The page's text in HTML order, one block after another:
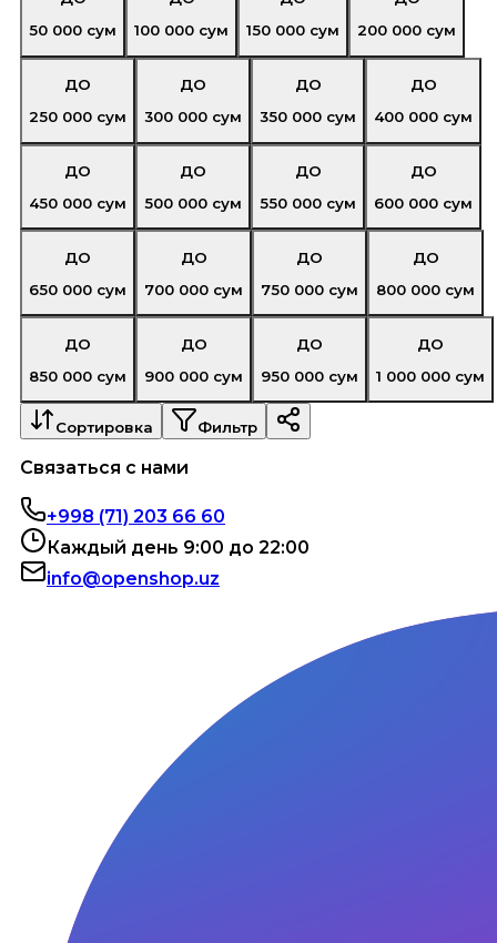
50 000 сум
100 000 сум
150 000 сум
200 000 сум
ДО
250 000 сум
ДО
300 000 сум
ДО
350 000 сум
ДО
400 000 сум
ДО
450 000 сум
ДО
500 000 сум
ДО
550 000 сум
ДО
600 000 сум
ДО
650 000 сум
ДО
700 000 сум
ДО
750 000 сум
ДО
800 000 сум
ДО
850 000 сум
ДО
900 000 сум
ДО
950 000 сум
ДО
1 000 000 сум
Сортировка Фильтр
Связаться с нами
+998 (71) 203 66 60
Каждый день 9:00 до 22:00
info@openshop.uz